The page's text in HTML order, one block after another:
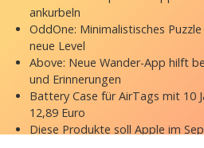
ankurbeln
OddOne: Minimalistisches
neue Level
Above: Neue Wander-App hilft
und Erinnerungen
Battery Case für AirTags mit 10
12,89 Euro
Diese Produkte soll Apple im